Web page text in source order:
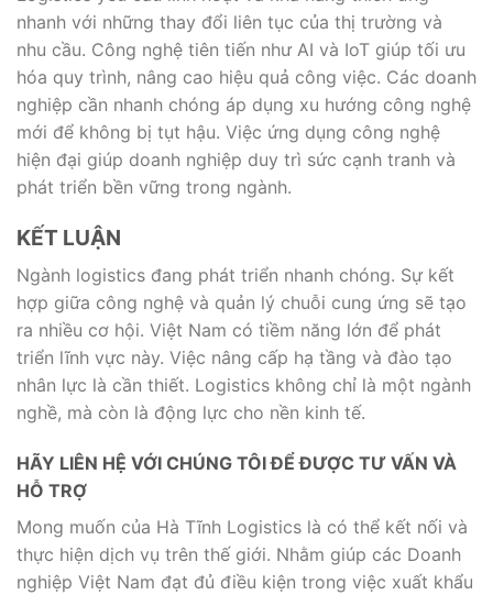
nhanh với những thay đổi liên tục của thị trường và
nhu cầu. Công nghệ tiên tiến như AI và IoT giúp tối ưu
hóa quy trình, nâng cao hiệu quả công việc. Các doanh
nghiệp cần nhanh chóng áp dụng xu hướng công nghệ
mới để không bị tụt hậu. Việc ứng dụng công nghệ
hiện đại giúp doanh nghiệp duy trì sức cạnh tranh và
phát triển bền vững trong ngành.
KẾT LUẬN
Ngành logistics đang phát triển nhanh chóng. Sự kết
hợp giữa công nghệ và quản lý chuỗi cung ứng sẽ tạo
ra nhiều cơ hội. Việt Nam có tiềm năng lớn để phát
triển lĩnh vực này. Việc nâng cấp hạ tầng và đào tạo
nhân lực là cần thiết. Logistics không chỉ là một ngành
nghề, mà còn là động lực cho nền kinh tế.
HÃY LIÊN HỆ VỚI CHÚNG TÔI ĐỂ ĐƯỢC TƯ VẤN VÀ
HỖ TRỢ
Mong muốn của Hà Tĩnh Logistics là có thể kết nối và
thực hiện dịch vụ trên thế giới. Nhằm giúp các Doanh
nghiệp Việt Nam đạt đủ điều kiện trong việc xuất khẩu